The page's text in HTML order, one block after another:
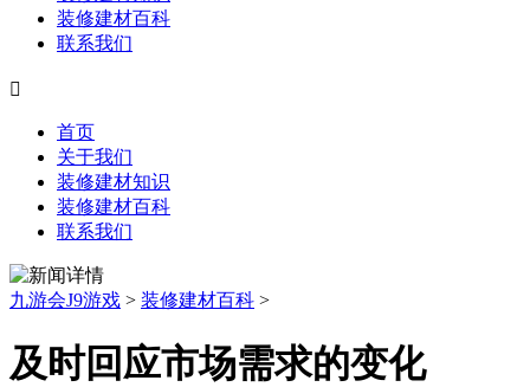
装修建材百科
联系我们

首页
关于我们
装修建材知识
装修建材百科
联系我们
九游会J9游戏 > 装修建材百科 >
及时回应市场需求的变化